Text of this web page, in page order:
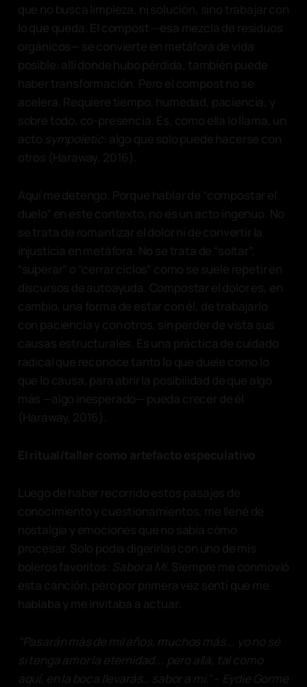
que no busca limpieza, ni solución, sino trabajar con
lo que queda. El compost —esa mezcla de residuos
orgánicos— se convierte en metáfora de vida
posible: allí donde hubo pérdida, también puede
haber transformación. Pero el compost no se
acelera. Requiere tiempo, humedad, paciencia, y
sobre todo, co-presencia. Es, como ella lo llama, un
acto sympoietic: algo que solo puede hacerse con
otros (Haraway, 2016).
Aquí me detengo. Porque hablar de “compostar el
duelo” en este contexto, no es un acto ingenuo. No
se trata de romantizar el dolor ni de convertir la
injusticia en metáfora. No se trata de “soltar”,
“superar” o “cerrar ciclos” como se suele repetir en
discursos de autoayuda. Compostar el dolor es, en
cambio, una forma de estar con él, de trabajarlo
con paciencia y con otros, sin perder de vista sus
causas estructurales. Es una práctica de cuidado
radical que reconoce tanto lo que duele como lo
que lo causa, para abrir la posibilidad de que algo
más —algo inesperado— pueda crecer de él
(Haraway, 2016).
El ritual/taller como artefacto especulativo
Luego de haber recorrido estos pasajes de
conocimiento y cuestionamientos, me llené de
nostalgia y emociones que no sabía cómo
procesar. Solo podía digerirlas con uno de mis
boleros favoritos: Sabor a Mí. Siempre me conmovió
esta canción, pero por primera vez sentí que me
hablaba y me invitaba a actuar.
“Pasarán más de mil años, muchos más... yo no sé
si tenga amor la eternidad... pero allá, tal como
aquí, en la boca llevarás… sabor a mí.”– Eydie Gorme